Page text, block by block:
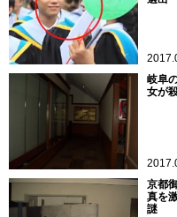
岐阜
女が
京都
真を
謎